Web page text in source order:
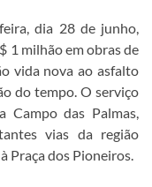
dia 28 de junho,
1 milhão em obras de
vida nova ao asfalto
do tempo. O serviço
Campo das Palmas,
vias da região
Praça dos Pioneiros.